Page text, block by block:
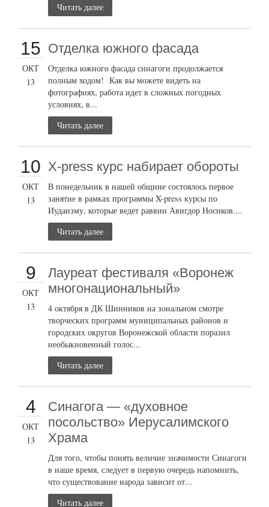
Читать далее
15
ОКТ
13
Отделка южного фасада
Отделка южного фасада синагоги продолжается
полным ходом! Как вы можете видеть на
фотографиях, работа идет в сложных погодных
условиях, в...
Читать далее
10
ОКТ
13
X-press курс набирает обороты
В понедельник в нашей общине состоялось первое
занятие в рамках программы X-press курсы по
Иудаизму, которые ведет раввин Авигдор Носиков....
Читать далее
9
ОКТ
13
Лауреат фестиваля «Воронеж
многонациональный»
4 октября в ДК Шинников на зональном смотре
творческих программ муниципальных районов и
городских округов Воронежской области поразил
необыкновенный голос...
Читать далее
4
ОКТ
13
Синагога — «духовное
посольство» Иерусалимского
Храма
Для того, чтобы понять величие значимости Синагоги
в наше время, следует в первую очередь напомнить,
что существование народа зависит от...
Читать далее